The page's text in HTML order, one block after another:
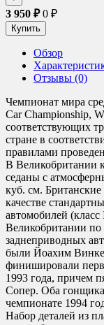
3 950 ₽0 ₽
Обзор
Отзывы (0)
Чемпионат мира
Car Championship,
соответствующих
стране в
правилами
В Великобритании
седаны с
куб. см.
качестве
автомобилей
Великобритании по
заднеприводных
были Йоахим
финишировали
1993 года, причем
Сопер. Оба
чемпионате 1994
Набор деталей из